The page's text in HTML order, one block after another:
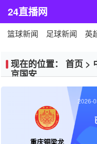
24直播网
篮球新闻 足球新闻 英
现在的位置： 首页 >
京国安
重庆铜梁龙
2026-